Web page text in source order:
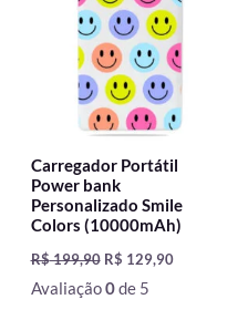
Carregador Portátil
Power bank
Personalizado Smile
Colors (10000mAh)
R$199,90 R$ 129,90
Avaliação0de 5